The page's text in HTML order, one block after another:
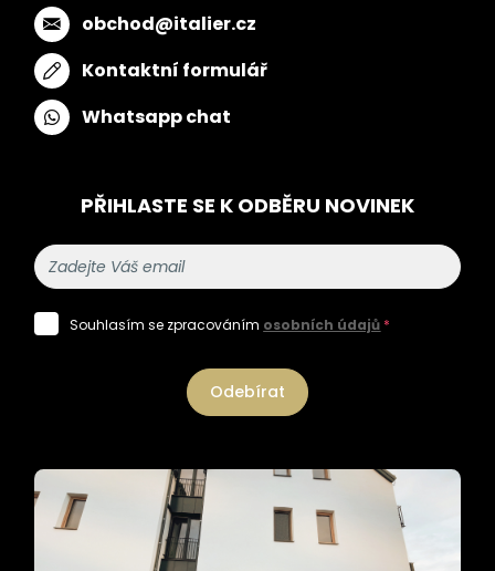
obchod@italier.cz
Kontaktní formulář
Whatsapp chat
PŘIHLASTE SE K ODBĚRU NOVINEK
Souhlasím se zpracováním osobních údajů *
Odebírat